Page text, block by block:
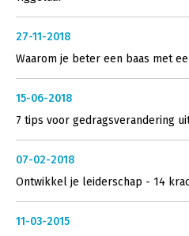
27-11-2018
Waarom je beter een baas met
15-06-2018
7 tips voor gedragsverandering
07-02-2018
Ontwikkel je leiderschap - 14
11-03-2015